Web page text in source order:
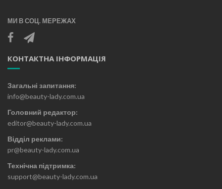
МИ В СОЦ. МЕРЕЖАХ
КОНТАКТНА ІНФОРМАЦІЯ
Загальні запитання:
info@beauty-lady.com.ua
Головний редактор:
editor@beauty-lady.com.ua
Відділ реклами:
pr@beauty-lady.com.ua
Технічна підтримка:
support@beauty-lady.com.ua